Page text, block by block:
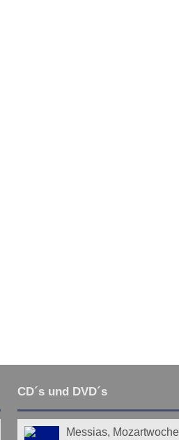
CD´s und DVD´s
Messias, Mozartwoche